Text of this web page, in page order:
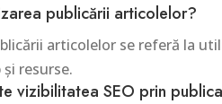
publicării articolelor?
articolelor se referă la
resurse.
vizibilitatea SEO prin